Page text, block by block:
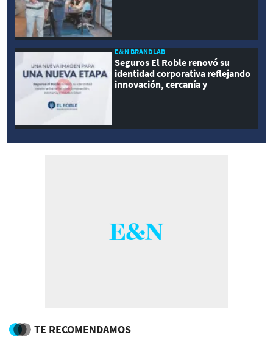
E&N BRANDLAB
Seguros El Roble renovó su
identidad corporativa reflejando
innovación, cercanía y
TE RECOMENDAMOS